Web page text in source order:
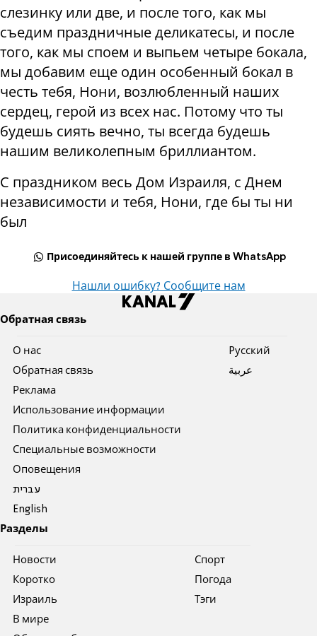
слезинку или две, и после того, как мы
съедим праздничные деликатесы, и после
того, как мы споем и выпьем четыре бокала,
мы добавим еще один особенный бокал в
честь тебя, Нони, возлюбленный наших
сердец, герой из всех нас. Потому что ты
будешь сиять вечно, ты всегда будешь
нашим великолепным бриллиантом.
С праздником весь Дом Израиля, с Днем
независимости и тебя, Нони, где бы ты ни
был
Присоединяйтесь к нашей группе в WhatsApp
Нашли ошибку? Сообщите нам
Обратная связь
О нас
Обратная связь
Реклама
Использование информации
Политика конфиденциальности
Специальные возможности
Оповещения
עברית
English
Pусский
عربية
Разделы
Новости
Коротко
Израиль
В мире
Спорт
Погода
Тэги